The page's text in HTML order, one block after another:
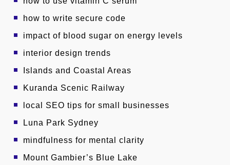
how to write secure code
impact of blood sugar on energy levels
interior design trends
Islands and Coastal Areas
Kuranda Scenic Railway
local SEO tips for small businesses
Luna Park Sydney
mindfulness for mental clarity
Mount Gambier’s Blue Lake